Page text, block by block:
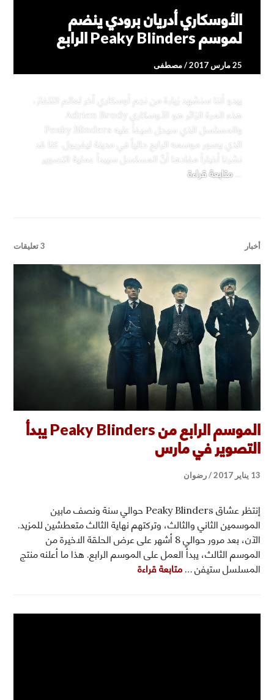
الأوسكاري أدريان برودي ينضم
لموسم Peaky Blinders الرابع
25 مارس 2017 مصطفى
يبدو أننا سنشهد زيارة من نجم أوسكاري آخر لعالم التلفاز،
هذه المرة الزائر هو الأوسكاري Adrien Brody
والمسلسل الذي سيحل ضيفاً عليه Peaky Blinders
الذي يصور موسمه الرابع حالياً في مدينة ليفربول. كنا قد
نشرنا أخباراً مفادها أنَّ المسلسل سيبدأ عملية التصوير
…متابعة قراءةالأوسكاري أدريان برودي ينضم لموسم Peaky Blinders الرابع
أخبار 3 تعليقات
الموسم الرابع من Peaky Blinders يبدأ
التصوير في مارس
13 يناير 2017 رضوان
إنتظر عشاق Peaky Blinders حوالي سنة ونصف مابين
الموسمين الثاني والثالث، وتركتهم نهاية الثالث متعطشين للمزيد.
الآن، بعد مرور حوالي 8 أشهر على عرض الحلقة الاخيرة من
الموسم الثالث، يبدأ العمل على الموسم الرابع. هذا ما أعلنه منتج
المسلسل ستيفن …متابعة قراءةالموسم الرابع من Peaky Blinders يبدأ التصوير في مارس